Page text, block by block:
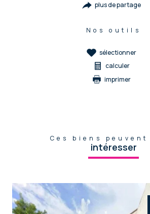
plus de partage
Nos outils
sélectionner
calculer
imprimer
Ces biens peuvent
intéresser